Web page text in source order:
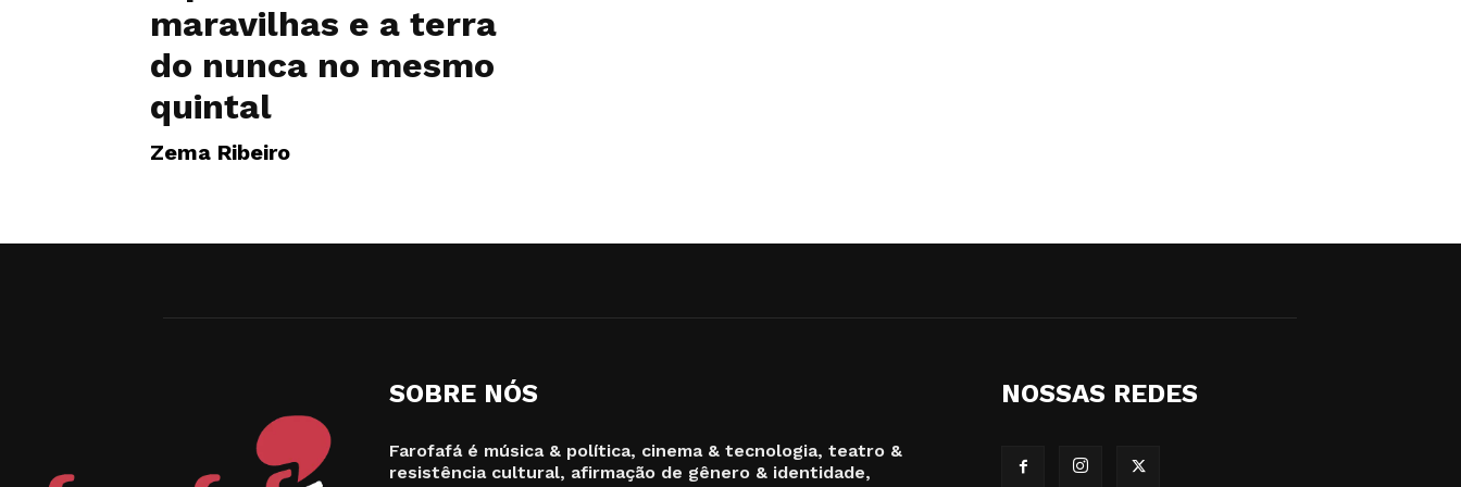
maravilhas e a terra
do nunca no mesmo
quintal
Zema Ribeiro
SOBRE NÓS
Farofafá é música & política, cinema & tecnologia, teatro &
resistência cultural, afirmação de gênero & identidade,
NOSSAS REDES